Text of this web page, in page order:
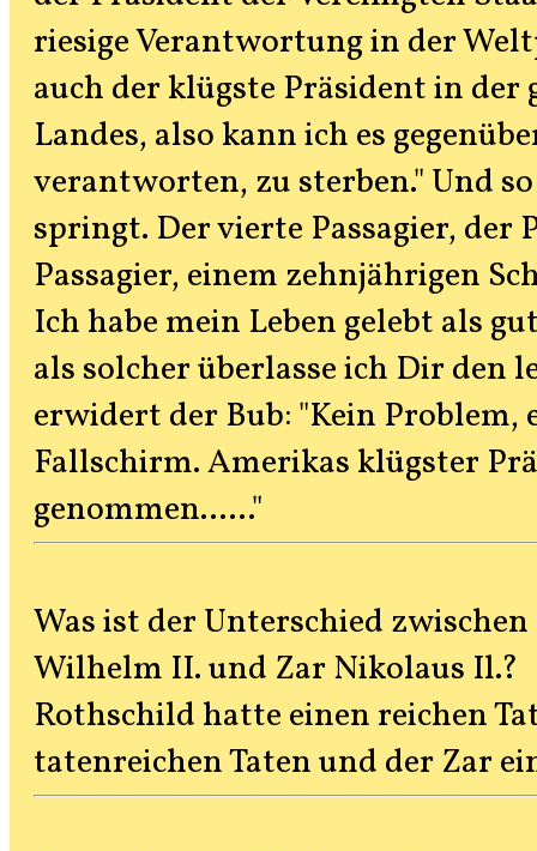
riesige Verantwortung in der
auch der klügste Präsident in der
Landes, also kann ich es
verantworten, zu sterben." Und
springt. Der vierte Passagier, der
Passagier, einem zehnjährigen
Ich habe mein Leben gelebt als
als solcher überlasse ich Dir den
erwidert der Bub: "Kein Problem,
Fallschirm. Amerikas klügster
genommen......"
Was ist der Unterschied
Wilhelm II. und Zar Nikolaus Il.?
Rothschild hatte einen reichen
tatenreichen Taten und der Zar